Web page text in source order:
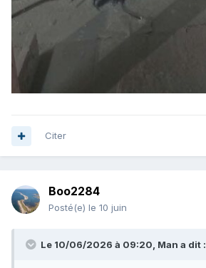
Citer
Boo2284
Posté(e) le 10 juin
Le 10/06/2026 à 09:20, Man a dit :